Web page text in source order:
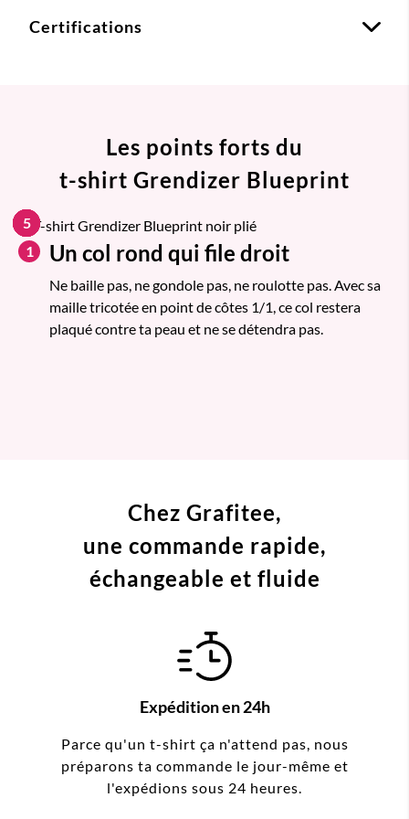
Certifications
Les points forts du
t-shirt Grendizer Blueprint
1 Un col rond qui file droit
Ne baille pas, ne gondole pas, ne roulotte pas. Avec sa
maille tricotée en point de côtes 1/1, ce col restera
plaqué contre ta peau et ne se détendra pas.
1
2
3
4
5
Chez Grafitee,
une commande rapide,
échangeable et fluide
Expédition en 24h
Parce qu'un t-shirt ça n'attend pas, nous
préparons ta commande le jour-même et
l'expédions sous 24 heures.